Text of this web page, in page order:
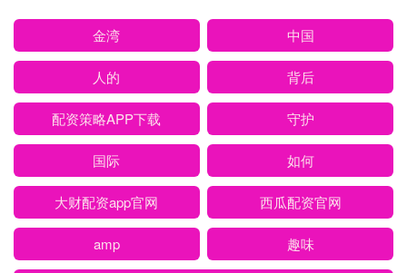
金湾 中国
人的 背后
配资策略APP下载 守护
国际 如何
大财配资app官网 西瓜配资官网
amp 趣味